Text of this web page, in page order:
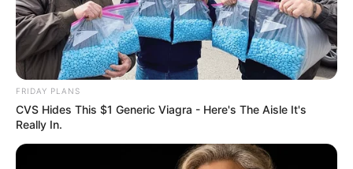
🔥 Magyar Péter ezt üzente Orbán Viktornak – az
eddigi egyik legkeményebb kritikája
🚨 Rendkívüli fordulat: mégsem Baka András lesz a
köztársasági elnök?
💰 Vitézy Dávid 2,3 milliárd forintot fizettetett vissza
Mészáros Lőrinccel!
👀 Előkerült egy újabb videó Orbán Viktorról – a
felvétel ismét nagy figyelmet kapott
FRIDAY PLANS
CVS Hides This $1 Generic Viagra - Here's The Aisle It's
Really In.